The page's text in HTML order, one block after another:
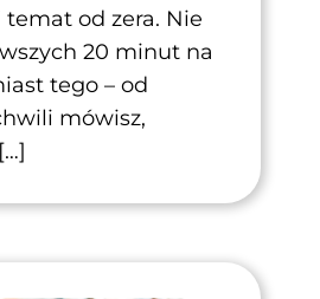
od zera. Nie
20 minut na
tego – od
mówisz,